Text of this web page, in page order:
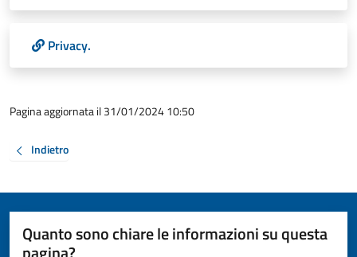
Privacy.
Pagina aggiornata il 31/01/2024 10:50
Indietro
Quanto sono chiare le informazioni su questa